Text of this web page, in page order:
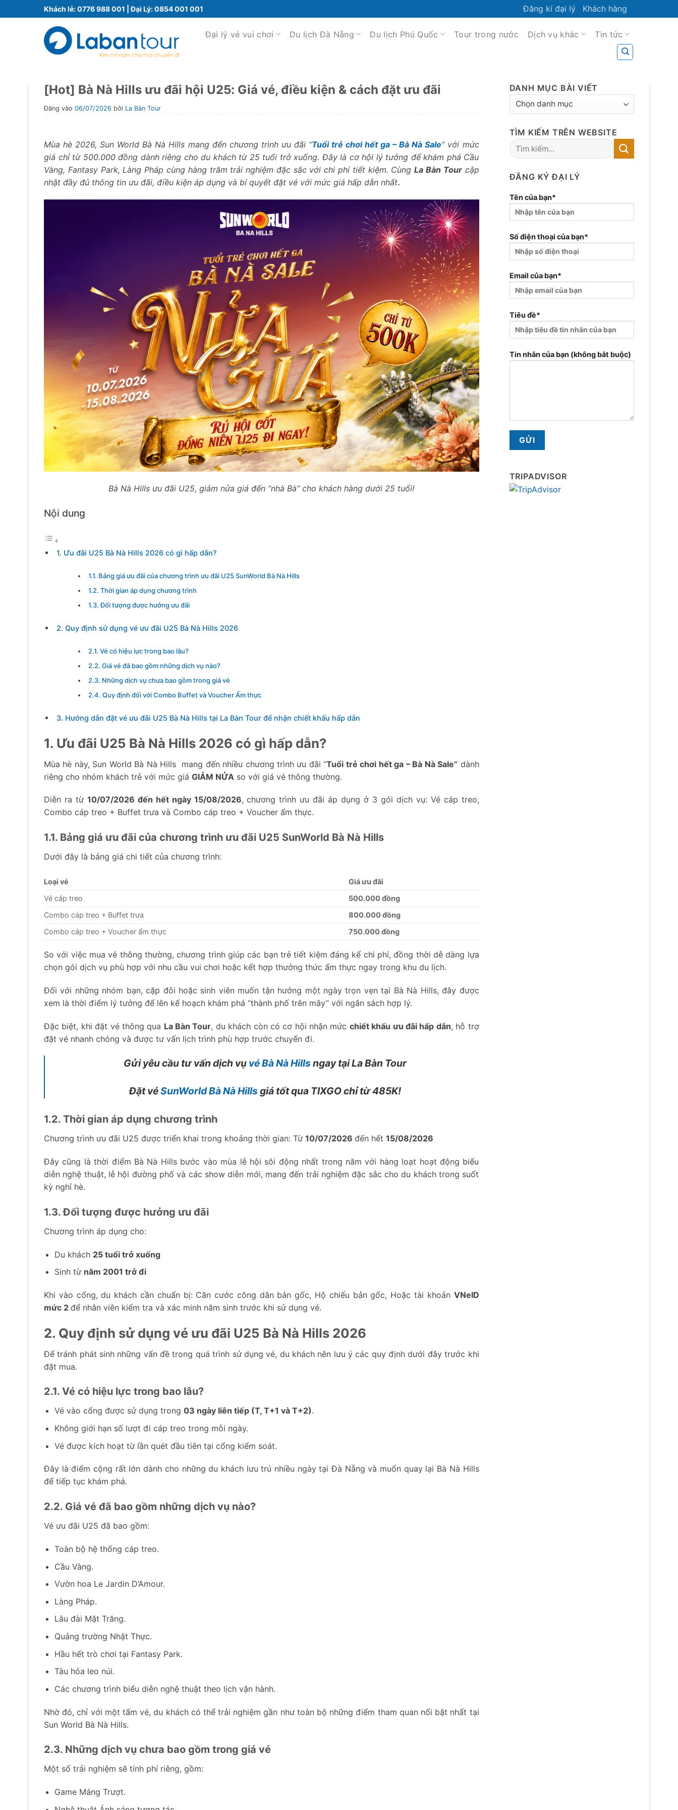
qua
Khách lẻ:0776 988 001 | Đại Lý:0854 001 001 Đăng kí đại lý Khách hàng
Đại lý vé vui chơi Du lịch Đà Nẵng Du lịch Phú Quốc Tour trong nước Dịch vụ khác Tin tức
[Hot] Bà Nà Hills ưu đãi hội U25: Giá vé, điều kiện & cách đặt ưu đãi
Đăng vào 06/07/2026 bởi La Bàn Tour
Mùa hè 2026, Sun World Bà Nà Hills mang đến chương trình ưu đãi “Tuổi trẻ chơi hết ga – Bà Nà Sale” với mức
giá chỉ từ 500.000 đồng dành riêng cho du khách từ 25 tuổi trở xuống. Đây là cơ hội lý tưởng để khám phá Cầu
Vàng, Fantasy Park, Làng Pháp cùng hàng trăm trải nghiệm đặc sắc với chi phí tiết kiệm. CùngLa Bàn Tourcập
nhật đầy đủ thông tin ưu đãi, điều kiện áp dụng và bí quyết đặt vé với mức giá hấp dẫn nhất.
Bà Nà Hills ưu đãi U25, giảm nửa giá đến “nhà Bà” cho khách hàng dưới 25 tuổi!
Nội dung
1. Ưu đãi U25 Bà Nà Hills 2026 có gì hấp dẫn?
1.1. Bảng giá ưu đãi của chương trình ưu đãi U25 SunWorld Bà Nà Hills
1.2. Thời gian áp dụng chương trình
1.3. Đối tượng được hưởng ưu đãi
2. Quy định sử dụng vé ưu đãi U25 Bà Nà Hills 2026
2.1. Vé có hiệu lực trong bao lâu?
2.2. Giá vé đã bao gồm những dịch vụ nào?
2.3. Những dịch vụ chưa bao gồm trong giá vé
2.4. Quy định đối với Combo Buffet và Voucher Ẩm thực
3. Hướng dẫn đặt vé ưu đãi U25 Bà Nà Hills tại La Bàn Tour để nhận chiết khấu hấp dẫn
1. Ưu đãi U25 Bà Nà Hills 2026 có gì hấp dẫn?
Mùa hè này, Sun World Bà Nà Hills mang đến nhiều chương trình ưu đãi “Tuổi trẻ chơi hết ga – Bà Nà Sale” dành
riêng cho nhóm khách trẻ với mức giá GIẢM NỬA so với giá vé thông thường.
Diễn ra từ 10/07/2026 đến hết ngày 15/08/2026, chương trình ưu đãi áp dụng ở 3 gói dịch vụ: Vé cáp treo,
Combo cáp treo + Buffet trưa và Combo cáp treo + Voucher ẩm thực.
1.1. Bảng giá ưu đãi của chương trình ưu đãi U25 SunWorld Bà Nà Hills
Dưới đây là bảng giá chi tiết của chương trình:
Loại vé
Giá ưu đãi
Vé cáp treo
500.000 đồng
Combo cáp treo + Buffet trưa
800.000 đồng
Combo cáp treo + Voucher ẩm thực
750.000 đồng
So với việc mua vé thông thường, chương trình giúp các bạn trẻ tiết kiệm đáng kể chi phí, đồng thời dễ dàng lựa
chọn gói dịch vụ phù hợp với nhu cầu vui chơi hoặc kết hợp thưởng thức ẩm thực ngay trong khu du lịch.
Đối với những nhóm bạn, cặp đôi hoặc sinh viên muốn tận hưởng một ngày trọn vẹn tại Bà Nà Hills, đây được
xem là thời điểm lý tưởng để lên kế hoạch khám phá “thành phố trên mây” với ngân sách hợp lý.
Đặc biệt, khi đặt vé thông qua La Bàn Tour, du khách còn có cơ hội nhận mức chiết khấu ưu đãi hấp dẫn, hỗ trợ
đặt vé nhanh chóng và được tư vấn lịch trình phù hợp trước chuyến đi.
Gửi yêu cầu tư vấn dịch vụ vé Bà Nà Hillsngay tại La Bàn Tour
Đặt véSunWorld Bà Nà Hillsgiá tốt qua TIXGO chỉ từ 485K!
1.2. Thời gian áp dụng chương trình
Chương trình ưu đãi U25 được triển khai trong khoảng thời gian: Từ 10/07/2026 đến hết 15/08/2026
Đây cũng là thời điểm Bà Nà Hills bước vào mùa lễ hội sôi động nhất trong năm với hàng loạt hoạt động biểu
diễn nghệ thuật, lễ hội đường phố và các show diễn mới, mang đến trải nghiệm đặc sắc cho du khách trong suốt
kỳ nghỉ hè.
1.3. Đối tượng được hưởng ưu đãi
Chương trình áp dụng cho:
Du khách 25 tuổi trở xuống
Sinh từ năm 2001 trở đi
Khi vào cổng, du khách cần chuẩn bị: Căn cước công dân bản gốc, Hộ chiếu bản gốc, Hoặc tài khoản VNeID
mức 2 để nhân viên kiểm tra và xác minh năm sinh trước khi sử dụng vé.
2. Quy định sử dụng vé ưu đãi U25 Bà Nà Hills 2026
Để tránh phát sinh những vấn đề trong quá trình sử dụng vé, du khách nên lưu ý các quy định dưới đây trước khi
đặt mua.
2.1. Vé có hiệu lực trong bao lâu?
Vé vào cổng được sử dụng trong 03 ngày liên tiếp (T, T+1 và T+2).
Không giới hạn số lượt đi cáp treo trong mỗi ngày.
Vé được kích hoạt từ lần quét đầu tiên tại cổng kiểm soát.
Đây là điểm cộng rất lớn dành cho những du khách lưu trú nhiều ngày tại Đà Nẵng và muốn quay lại Bà Nà Hills
để tiếp tục khám phá.
2.2. Giá vé đã bao gồm những dịch vụ nào?
Vé ưu đãi U25 đã bao gồm:
Toàn bộ hệ thống cáp treo.
Cầu Vàng.
Vườn hoa Le Jardin D’Amour.
Làng Pháp.
Lâu đài Mặt Trăng.
Quảng trường Nhật Thực.
Hầu hết trò chơi tại Fantasy Park.
Tàu hỏa leo núi.
Các chương trình biểu diễn nghệ thuật theo lịch vận hành.
Nhờ đó, chỉ với một tấm vé, du khách có thể trải nghiệm gần như toàn bộ những điểm tham quan nổi bật nhất tại
Sun World Bà Nà Hills.
2.3. Những dịch vụ chưa bao gồm trong giá vé
Một số trải nghiệm sẽ tính phí riêng, gồm:
Game Máng Trượt.
DANH MỤC BÀI VIẾT
DANH
VIẾT
TÌM KIẾM TRÊN WEBSITE
ĐĂNG KÝ ĐẠI LÝ
Tên của bạn*
Số điện thoại của bạn*
Email của bạn*
Tiêu đề*
Tin nhắn của bạn (không bắt buộc)
TRIPADVISOR